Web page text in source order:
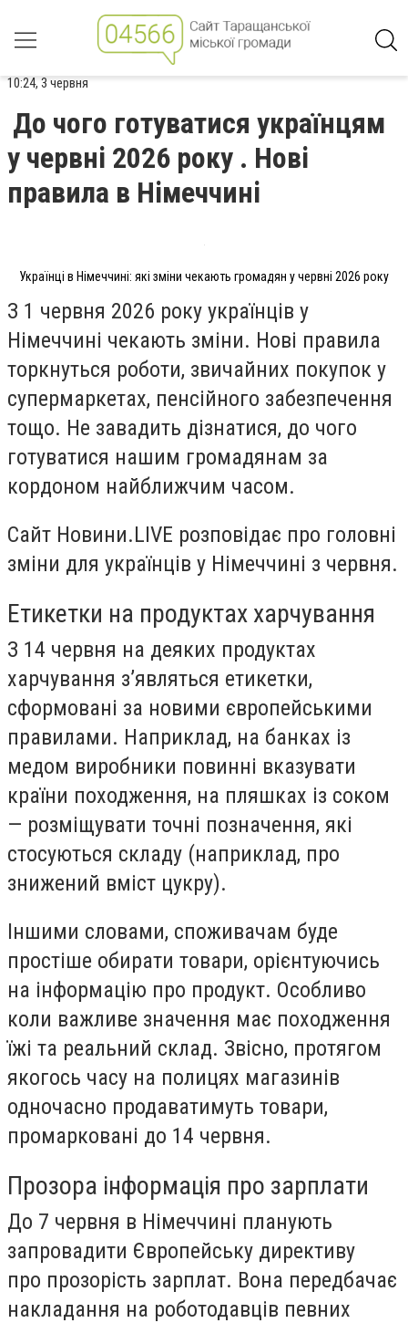
10:24, 3 червня
До чого готуватися українцям
у червні 2026 року . Нові
правила в Німеччині
Українці в Німеччині: які зміни чекають громадян у червні 2026 року
З 1 червня 2026 року українців у
Німеччині чекають зміни. Нові правила
торкнуться роботи, звичайних покупок у
супермаркетах, пенсійного забезпечення
тощо. Не завадить дізнатися, до чого
готуватися нашим громадянам за
кордоном найближчим часом.
Сайт Новини.LIVE розповідає про головні
зміни для українців у Німеччині з червня.
Етикетки на продуктах харчування
З 14 червня на деяких продуктах
харчування з’являться етикетки,
сформовані за новими європейськими
правилами. Наприклад, на банках із
медом виробники повинні вказувати
країни походження, на пляшках із соком
— розміщувати точні позначення, які
стосуються складу (наприклад, про
знижений вміст цукру).
Іншими словами, споживачам буде
простіше обирати товари, орієнтуючись
на інформацію про продукт. Особливо
коли важливе значення має походження
їжі та реальний склад. Звісно, протягом
якогось часу на полицях магазинів
одночасно продаватимуть товари,
промарковані до 14 червня.
Прозора інформація про зарплати
До 7 червня в Німеччині планують
запровадити Європейську директиву
про прозорість зарплат. Вона передбачає
накладання на роботодавців певних